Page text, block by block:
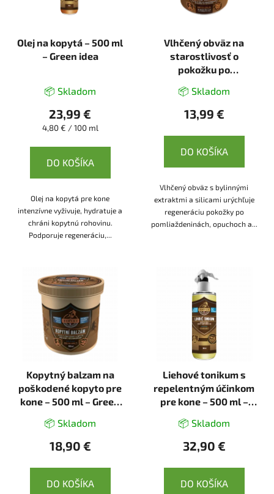
Olej na kopytá – 500 ml
– Green idea
📦 Skladom
23,99 €
Jednotková
4,80 € / 100 ml
DO KOŠÍKA
Olej na kopytá pre kone
intenzívne vyživuje, hydratuje a
chráni kopytnú rohovinu.
Podporuje regeneráciu,...
Vlhčený obväz na
starostlivosť o
pokožku po
Green idea
📦 Skladom
13,99 €
DO KOŠÍKA
Vlhčený obväz s bylinnými
extraktmi a silicami urýchľuje
regeneráciu pokožky po
pomliaždeninách, opuchoch a...
Kopytný balzam na
poškodené kopyto pre
kone – 500 ml – Green
📦 Skladom
18,90 €
DO KOŠÍKA
Liehové tonikum s
repelentným účinkom
pre kone – 500 ml –
📦 Skladom
32,90 €
DO KOŠÍKA